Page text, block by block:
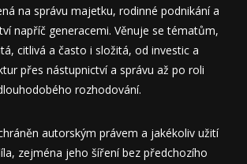
na správu majetku, rodinné podnikání a
napříč generacemi. Věnuje se tématům,
citlivá a často i složitá, od investic a
přes nástupnictví a správu až po roli
rozhodování.
autorským právem a jakékoliv užití
zejména jeho šíření bez předchozího